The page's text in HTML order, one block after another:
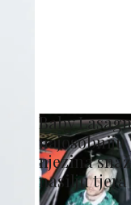
Baby
najosobniju
njezina
nasilju